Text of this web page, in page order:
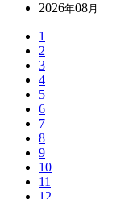
2026年08月
1
2
3
4
5
6
7
8
9
10
11
12